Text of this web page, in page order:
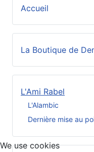
Accueil
La Boutique de
L'Ami Rabel
L'Alambic
Dernière mise au
We use cookies